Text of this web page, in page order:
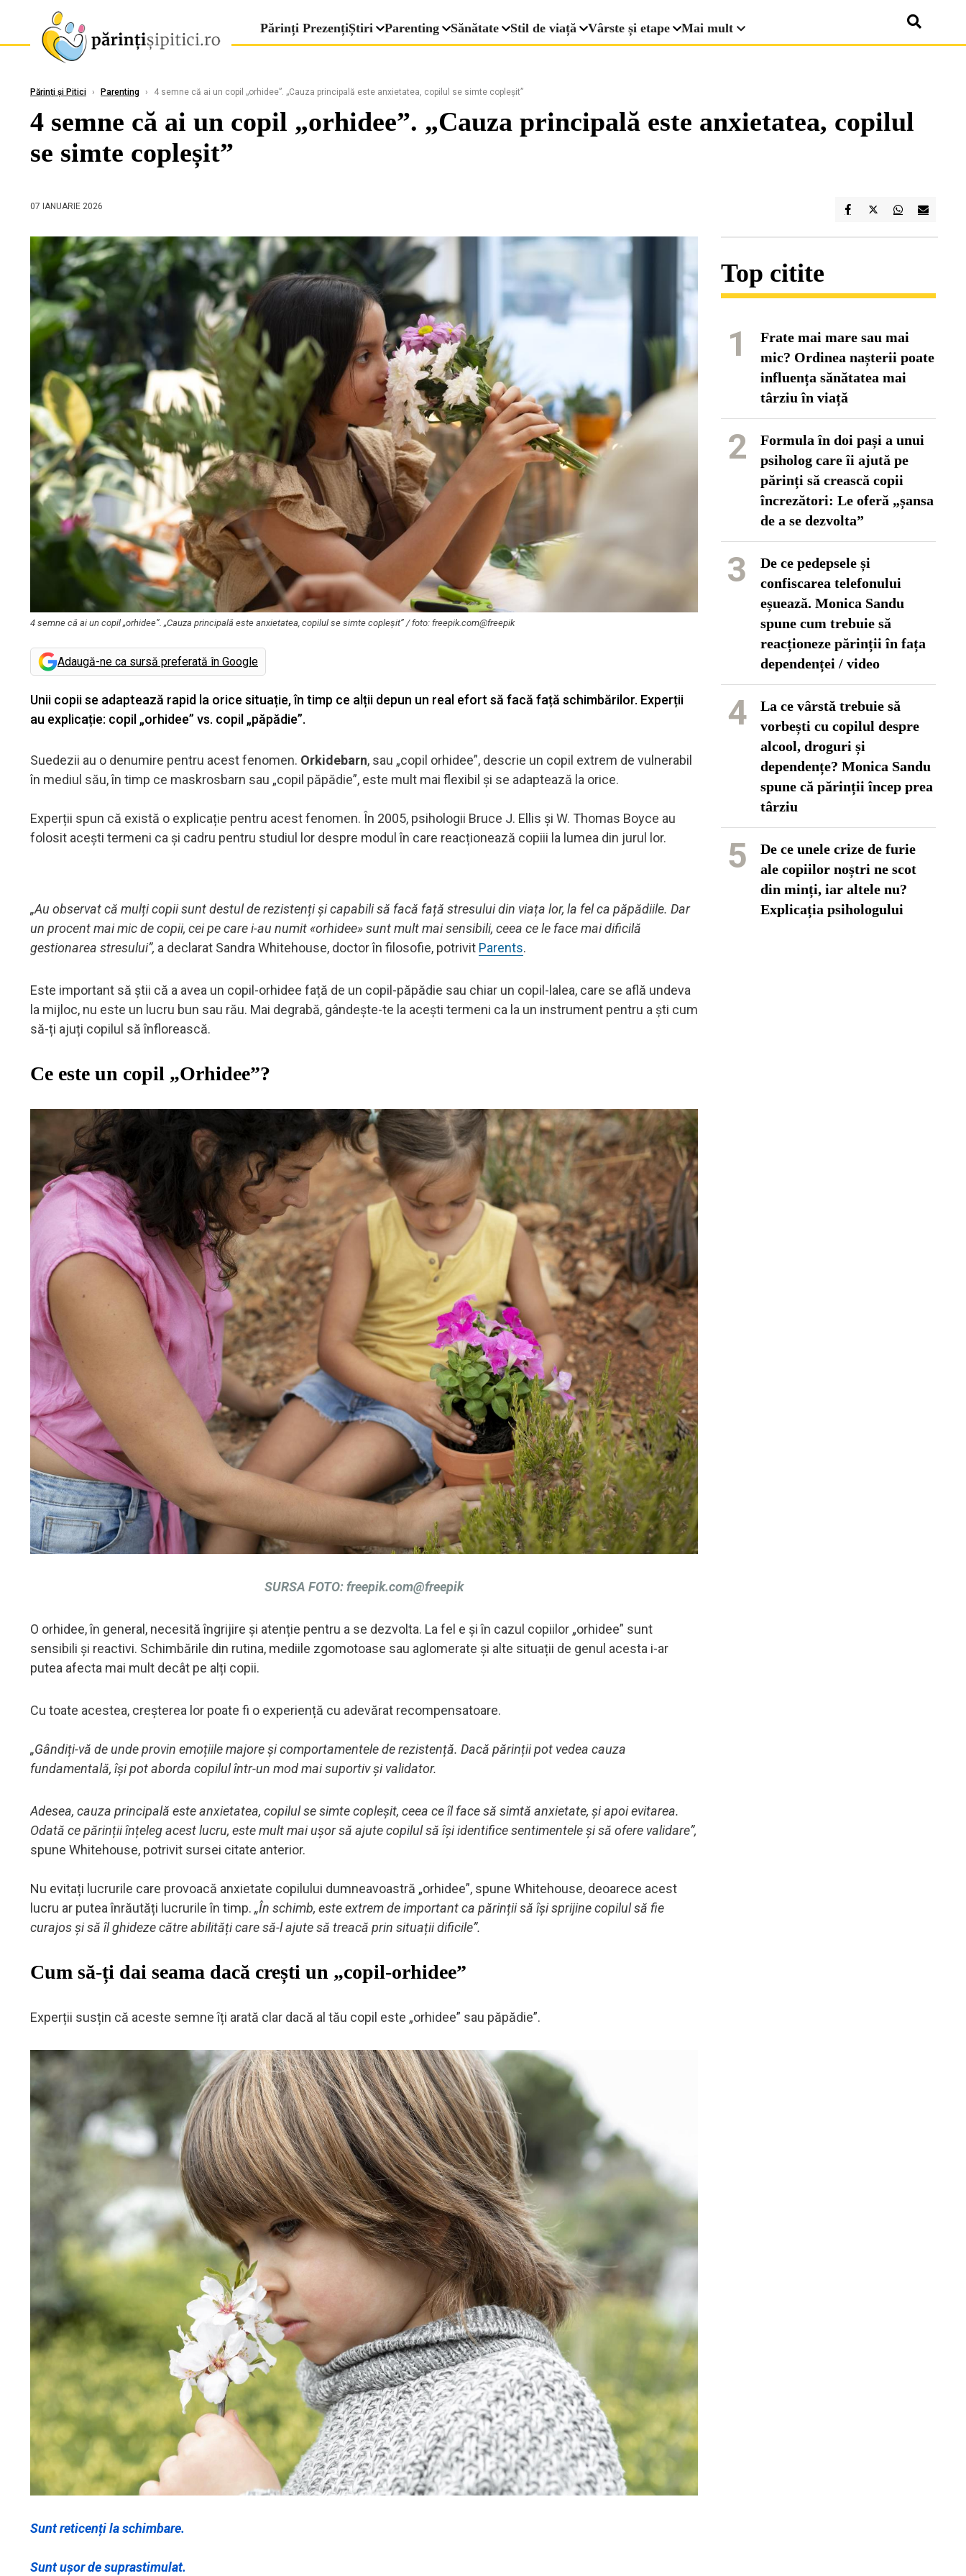
Părinți PrezențiȘtiri Parenting Sănătate Stil de viață Vârste și etape Mai mult
Părinți și Pitici › Parenting › 4 semne că ai un copil „orhidee”. „Cauza principală este anxietatea, copilul se simte copleșit”
4 semne că ai un copil „orhidee”. „Cauza principală este anxietatea, copilul
se simte copleșit”
07 IANUARIE 2026
4 semne că ai un copil „orhidee”. „Cauza principală este anxietatea, copilul se simte copleșit” / foto: freepik.com@freepik
Adaugă-ne ca sursă preferată în Google
Unii copii se adaptează rapid la orice situație, în timp ce alții depun un real efort să facă față schimbărilor. Experții
au explicație: copil „orhidee” vs. copil „păpădie”.
Suedezii au o denumire pentru acest fenomen. Orkidebarn, sau „copil orhidee”, descrie un copil extrem de vulnerabil
în mediul său, în timp ce maskrosbarn sau „copil păpădie”, este mult mai flexibil și se adaptează la orice.
Experții spun că există o explicație pentru acest fenomen. În 2005, psihologii Bruce J. Ellis și W. Thomas Boyce au
folosit acești termeni ca și cadru pentru studiul lor despre modul în care reacționează copiii la lumea din jurul lor.
„Au observat că mulți copii sunt destul de rezistenți și capabili să facă față stresului din viața lor, la fel ca păpădiile. Dar
un procent mai mic de copii, cei pe care i-au numit «orhidee» sunt mult mai sensibili, ceea ce le face mai dificilă
gestionarea stresului”, a declarat Sandra Whitehouse, doctor în filosofie, potrivit Parents.
Este important să știi că a avea un copil-orhidee față de un copil-păpădie sau chiar un copil-lalea, care se află undeva
la mijloc, nu este un lucru bun sau rău. Mai degrabă, gândește-te la acești termeni ca la un instrument pentru a ști cum
să-ți ajuți copilul să înflorească.
Ce este un copil „Orhidee”?
SURSA FOTO: freepik.com@freepik
O orhidee, în general, necesită îngrijire și atenție pentru a se dezvolta. La fel e și în cazul copiilor „orhidee” sunt
sensibili și reactivi. Schimbările din rutina, mediile zgomotoase sau aglomerate și alte situații de genul acesta i-ar
putea afecta mai mult decât pe alți copii.
Cu toate acestea, creșterea lor poate fi o experiență cu adevărat recompensatoare.
„Gândiți-vă de unde provin emoțiile majore și comportamentele de rezistență. Dacă părinții pot vedea cauza
fundamentală, își pot aborda copilul într-un mod mai suportiv și validator.
Adesea, cauza principală este anxietatea, copilul se simte copleșit, ceea ce îl face să simtă anxietate, și apoi evitarea.
Odată ce părinții înțeleg acest lucru, este mult mai ușor să ajute copilul să își identifice sentimentele și să ofere validare”,
spune Whitehouse, potrivit sursei citate anterior.
Nu evitați lucrurile care provoacă anxietate copilului dumneavoastră „orhidee”, spune Whitehouse, deoarece acest
lucru ar putea înrăutăți lucrurile în timp. „În schimb, este extrem de important ca părinții să își sprijine copilul să fie
curajos și să îl ghideze către abilități care să-l ajute să treacă prin situații dificile”.
Cum să-ți dai seama dacă crești un „copil-orhidee”
Experții susțin că aceste semne îți arată clar dacă al tău copil este „orhidee” sau păpădie”.
Sunt reticenți la schimbare.
Sunt ușor de suprastimulat.
Top citite
1
Frate mai mare sau mai
mic? Ordinea nașterii poate
influența sănătatea mai
târziu în viață
2
Formula în doi pași a unui
psiholog care îi ajută pe
părinți să crească copii
încrezători: Le oferă „șansa
de a se dezvolta”
3
De ce pedepsele și
confiscarea telefonului
eșuează. Monica Sandu
spune cum trebuie să
reacționeze părinții în fața
dependenței / video
4
La ce vârstă trebuie să
vorbești cu copilul despre
alcool, droguri și
dependențe? Monica Sandu
spune că părinții încep prea
târziu
5
De ce unele crize de furie
ale copiilor noștri ne scot
din minți, iar altele nu?
Explicația psihologului